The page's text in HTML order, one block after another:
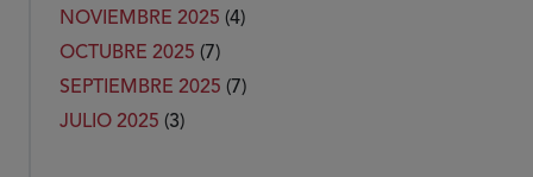
NOVIEMBRE 2025 (4)
OCTUBRE 2025 (7)
SEPTIEMBRE 2025 (7)
JULIO 2025 (3)